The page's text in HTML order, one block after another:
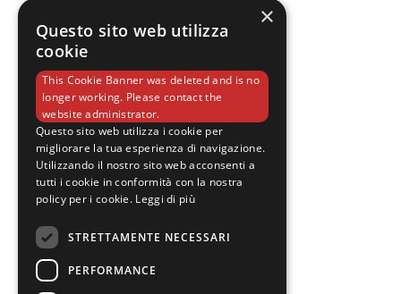
Bonus
×
Questo sito web utilizza
cookie
This Cookie Banner was deleted and is no
longer working. Please contact the
website administrator.
Questo sito web utilizza i cookie per
migliorare la tua esperienza di navigazione.
Utilizzando il nostro sito web acconsenti a
tutti i cookie in conformità con la nostra
policy per i cookie. Leggi di più
STRETTAMENTE NECESSARI
PERFORMANCE